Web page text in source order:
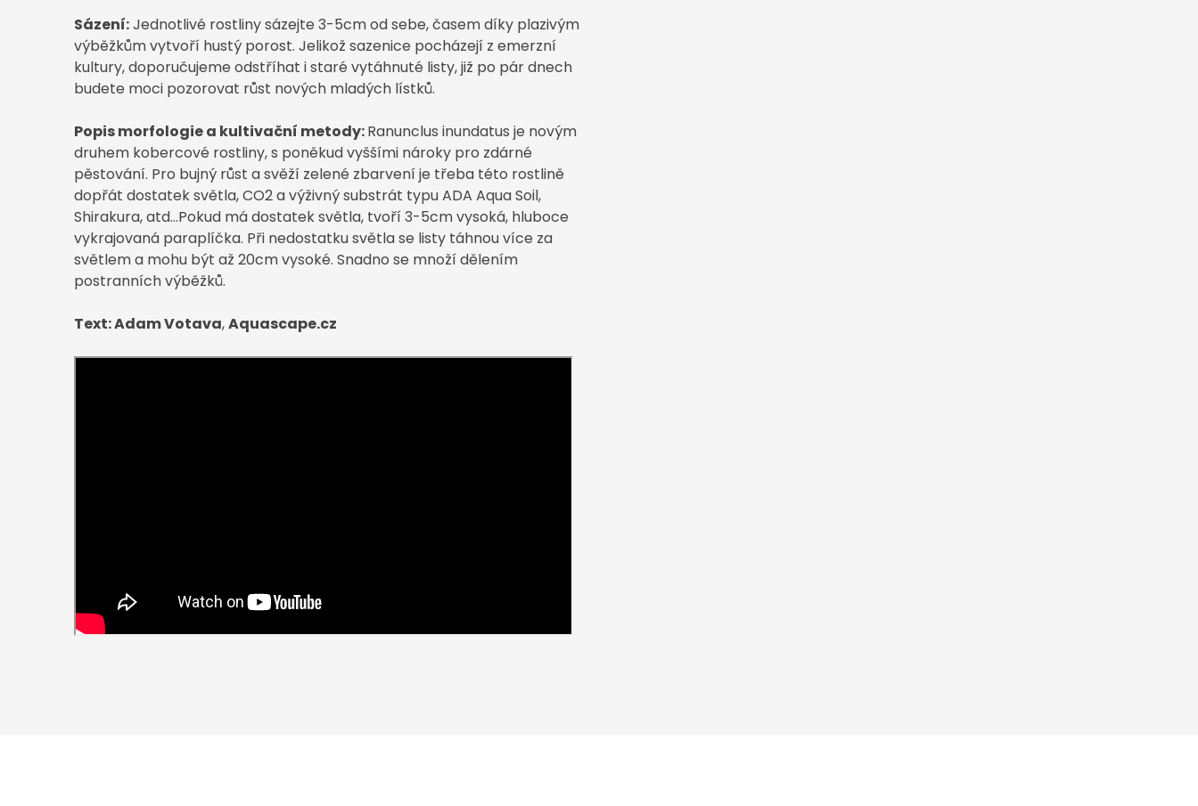
Sázení:Jednotlivé rostliny sázejte 3-5cm od sebe, časem díky plazivým
výběžkům vytvoří hustý porost. Jelikož sazenice pocházejí z emerzní
kultury, doporučujeme odstříhat i staré vytáhnuté listy, již po pár dnech
budete moci pozorovat růst nových mladých lístků.
Popis morfologie a kultivační metody:Ranunclus inundatus je novým
druhem kobercové rostliny, s poněkud vyššími nároky pro zdárné
pěstování. Pro bujný růst a svěží zelené zbarvení je třeba této rostlině
dopřát dostatek světla, CO2 a výživný substrát typu ADA Aqua Soil,
Shirakura, atd…Pokud má dostatek světla, tvoří 3-5cm vysoká, hluboce
vykrajovaná paraplíčka. Při nedostatku světla se listy táhnou více za
světlem a mohu být až 20cm vysoké. Snadno se množí dělením
postranních výběžků.
Text: Adam Votava,Aquascape.cz